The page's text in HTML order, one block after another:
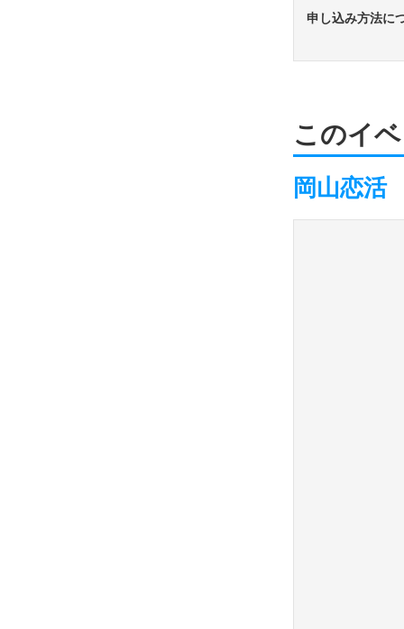
申し込み方法に
このイ
岡山恋活